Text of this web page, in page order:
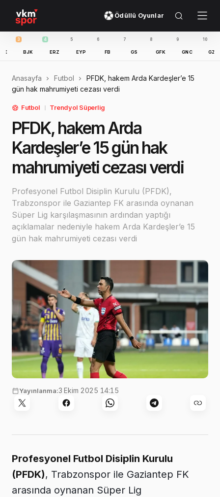
Ödüllü Oyunlar
BJK ERZ EYP FB GFK GNC GZT
Anasayfa Futbol
PFDK, hakem Arda Kardeşler’e 15
gün hak mahrumiyeti cezası verdi
Futbol Trendyol Süperlig
PFDK, hakem Arda
Kardeşler’e 15 gün hak
mahrumiyeti cezası verdi
Profesyonel Futbol Disiplin Kurulu (PFDK),
Trabzonspor ile Gaziantep FK arasında oynanan
Süper Lig karşılaşmasının ardından yaptığı
açıklamalar nedeniyle hakem Arda Kardeşler’e 15
gün hak mahrumiyeti cezası verdi
Yayınlanma:3 Ekim 2025 14:15
Profesyonel Futbol Disiplin Kurulu
(PFDK), Trabzonspor ile Gaziantep FK
arasında oynanan Süper Lig